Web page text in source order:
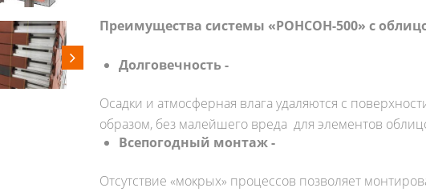
Преимущества системы «РОНСОН-500» с
Долговечность -
Осадки и атмосферная влага удаляются с
образом, без малейшего вреда для элементов
Всепогодный монтаж -
Отсутствие «мокрых» процессов позволяет